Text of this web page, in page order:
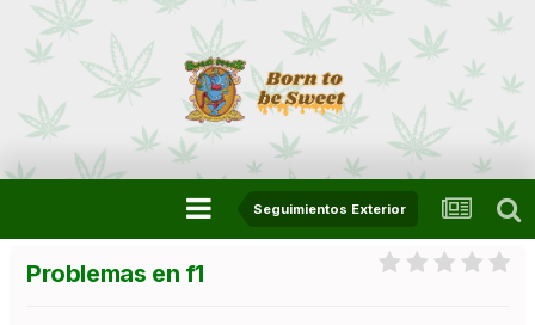
Seguimientos Exterior
Problemas en f1